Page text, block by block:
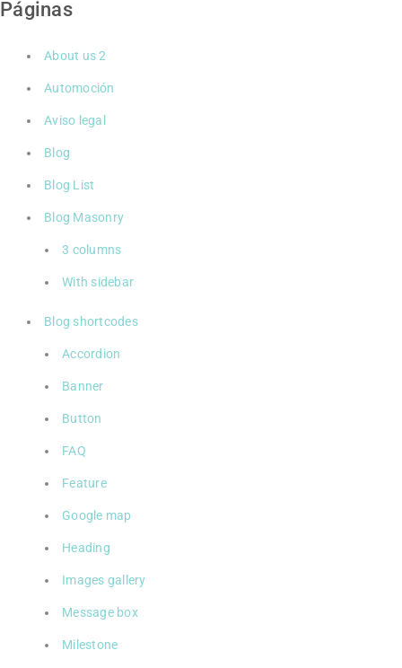
Páginas
About us 2
Automoción
Aviso legal
Blog
Blog List
Blog Masonry
3 columns
With sidebar
Blog shortcodes
Accordion
Banner
Button
FAQ
Feature
Google map
Heading
Images gallery
Message box
Milestone